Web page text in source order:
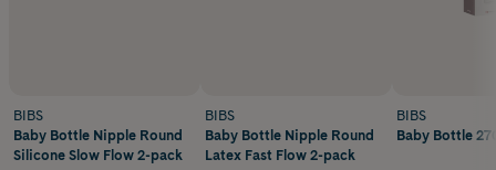
BIBS
Baby Bottle Nipple Round
Silicone Slow Flow 2-pack
BIBS
Baby Bottle Nipple Round
Latex Fast Flow 2-pack
BIBS
Baby Bottle